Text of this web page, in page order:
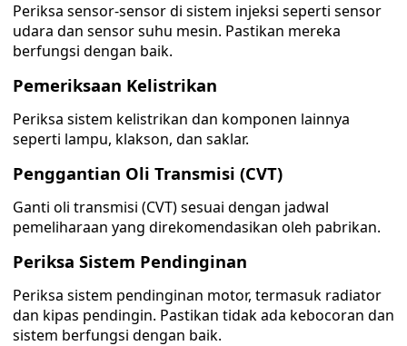
Periksa sensor-sensor di sistem injeksi seperti sensor
udara dan sensor suhu mesin. Pastikan mereka
berfungsi dengan baik.
Pemeriksaan Kelistrikan
Periksa sistem kelistrikan dan komponen lainnya
seperti lampu, klakson, dan saklar.
Penggantian Oli Transmisi (CVT)
Ganti oli transmisi (CVT) sesuai dengan jadwal
pemeliharaan yang direkomendasikan oleh pabrikan.
Periksa Sistem Pendinginan
Periksa sistem pendinginan motor, termasuk radiator
dan kipas pendingin. Pastikan tidak ada kebocoran dan
sistem berfungsi dengan baik.